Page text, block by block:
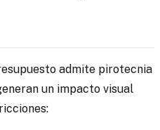
admite pirotecnia
un impacto visual